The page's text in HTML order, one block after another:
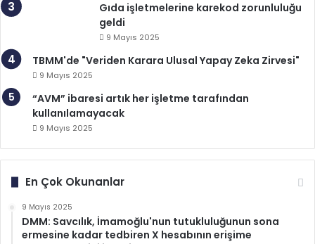
Gıda işletmelerine karekod zorunluluğu
geldi
9 Mayıs 2025
TBMM'de "Veriden Karara Ulusal Yapay Zeka Zirvesi"
9 Mayıs 2025
“AVM” ibaresi artık her işletme tarafından
kullanılamayacak
9 Mayıs 2025
En Çok Okunanlar
9 Mayıs 2025
DMM: Savcılık, İmamoğlu'nun tutukluluğunun sona
ermesine kadar tedbiren X hesabının erişime